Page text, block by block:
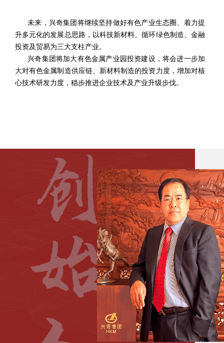
未来，兴奇集团将继续坚持做好有色产业生态圈、着力提
升多元化的发展总思路，以科技新材料、循环绿色制造、金融
投资及贸易为三大支柱产业。
兴奇集团将加大有色金属产业园投资建设，将会进一步加
大对有色金属制造供应链、新材料制造的投资力度，增加对核
心技术研发力度，稳步推进企业技术及产业升级步伐。